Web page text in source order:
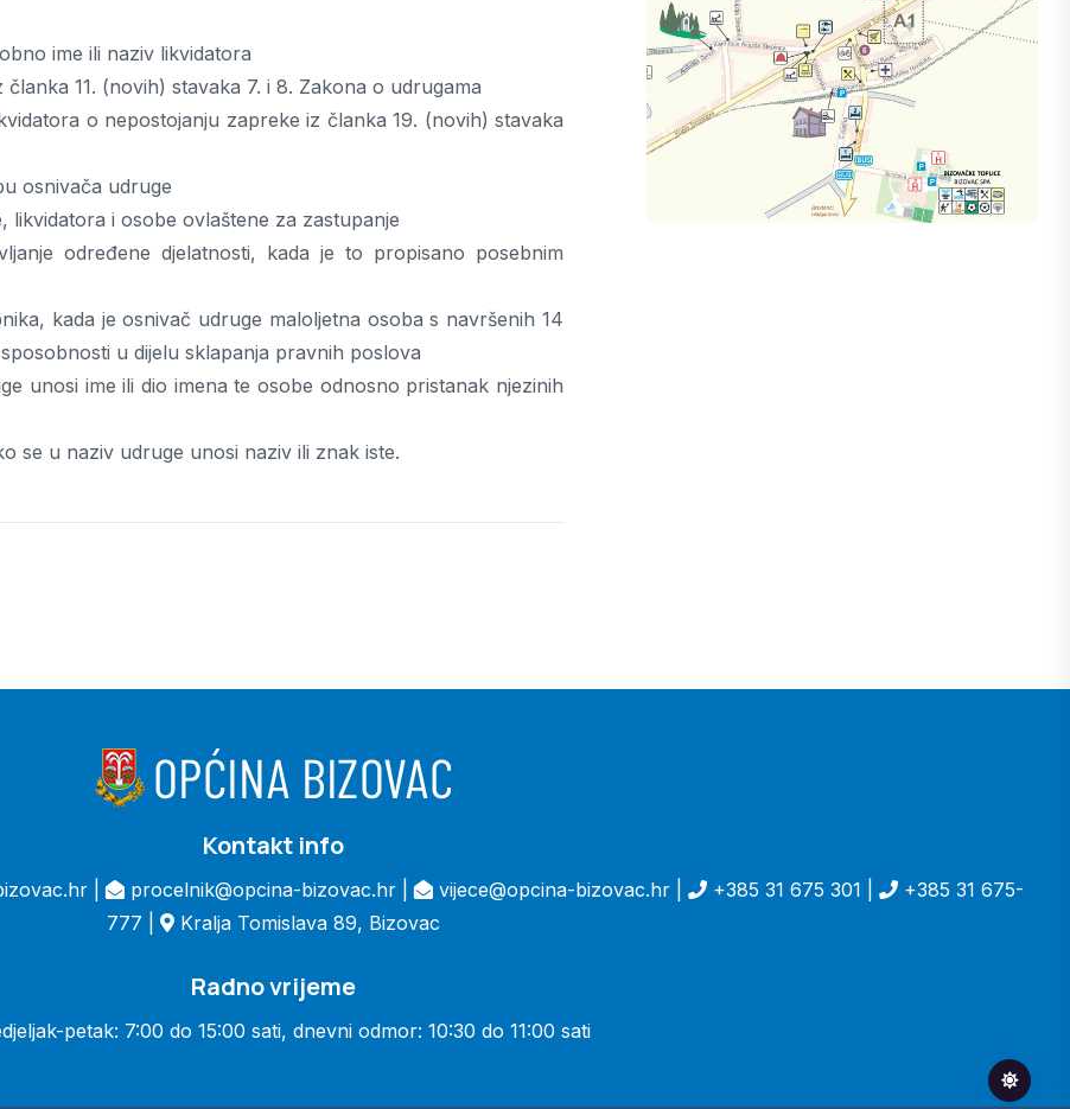
ime ili naziv likvidatora
11. (novih) stavaka 7. i 8. Zakona o udrugama
o nepostojanju zapreke iz članka 19. (novih) stavaka
osnivača udruge
likvidatora i osobe ovlaštene za zastupanje
određene djelatnosti, kada je to propisano posebnim
kada je osnivač udruge maloljetna osoba s navršenih 14
u dijelu sklapanja pravnih poslova
unosi ime ili dio imena te osobe odnosno pristanak njezinih
se u naziv udruge unosi naziv ili znak iste.
Kontakt info
| procelnik@opcina-bizovac.hr | vijece@opcina-bizovac.hr | +385 31 675 301 |
+385 31 675-
777 |
Kralja Tomislava 89, Bizovac
Radno vrijeme
petak: 7:00 do 15:00 sati, dnevni odmor: 10:30 do 11:00 sati